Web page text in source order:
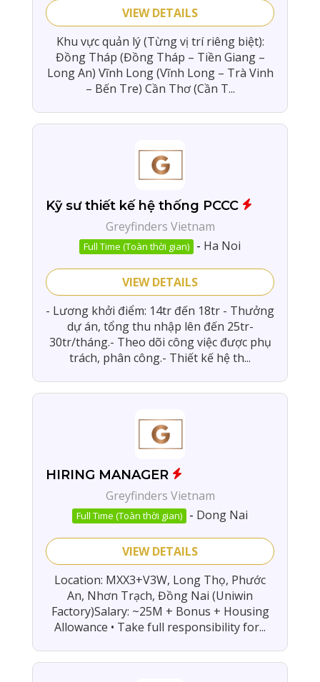
VIEW DETAILS
Khu vực quản lý (Từng vị trí riêng biệt):
Đồng Tháp (Đồng Tháp – Tiền Giang –
Long An) Vĩnh Long (Vĩnh Long – Trà Vinh
– Bến Tre) Cần Thơ (Cần T...
Kỹ sư thiết kế hệ thống PCCC
Greyfinders Vietnam
Full Time (Toàn thời gian) - Ha Noi
VIEW DETAILS
- Lương khởi điểm: 14tr đến 18tr - Thưởng
dự án, tổng thu nhập lên đến 25tr-
30tr/tháng.- Theo dõi công việc được phụ
trách, phân công.- Thiết kế hệ th...
HIRING MANAGER
Greyfinders Vietnam
Full Time (Toàn thời gian) - Dong Nai
VIEW DETAILS
Location: MXX3+V3W, Long Thọ, Phước
An, Nhơn Trạch, Đồng Nai (Uniwin
Factory)Salary: ~25M + Bonus + Housing
Allowance • Take full responsibility for...